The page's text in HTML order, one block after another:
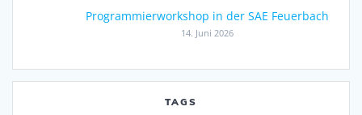
Programmierworkshop in der SAE Feuerbach
14. Juni 2026
TAGS